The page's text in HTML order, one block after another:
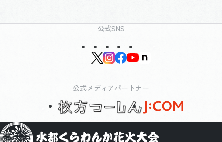
公式SNS
公式メディアパートナー